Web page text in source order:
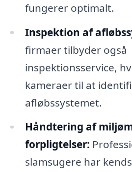
fungerer optimalt.
Inspektion af
firmaer tilbyder også
inspektionsservice,
kameraer til at
afløbssystemet.
Håndtering af
forpligtelser:
slamsugere har